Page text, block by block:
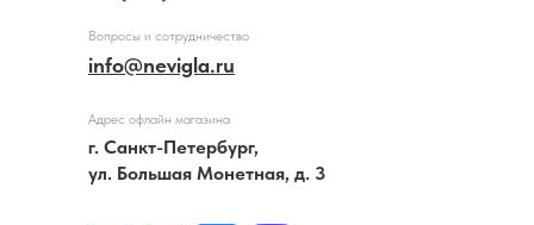
info@nevigla.ru
Вопросы и сотрудничество
Адрес офлайн магазина
г. Санкт-Петербург,
ул. Большая Монетная, д. 3